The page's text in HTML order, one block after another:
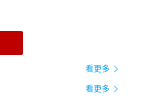
看更多
看更多